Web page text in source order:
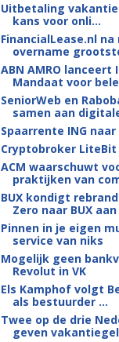
Uitbetaling
kans voor onli...
FinancialLease.nl na
overname
ABN AMRO lanceert
Mandaat voor
SeniorWeb en
samen aan
Spaarrente ING
Cryptobroker
ACM waarschuwt
praktijken van
BUX kondigt
Zero naar BUX aan
Pinnen in je eigen
service van niks
Mogelijk geen
Revolut in VK
Els Kamphof volgt
als bestuurder ...
Twee op de drie
geven